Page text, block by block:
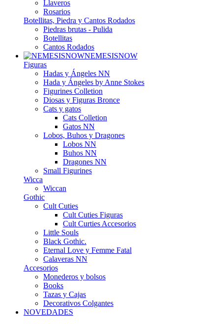
Llaveros
Rosarios
Botellitas, Piedra y Cantos Rodados
Piedras brutas - Pulida
Botellitas
Cantos Rodados
NEMESISNOW
Figuras
Hadas y Ángeles NN
Hada y Ángeles by Anne Stokes
Figurines Colletion
Diosas y Figuras Bronce
Cats y gatos
Cats Colletion
Gatos NN
Lobos, Buhos y Dragones
Lobos NN
Buhos NN
Dragones NN
Small Figurines
Wicca
Wiccan
Gothic
Cult Cuties
Cult Cuties Figuras
Cult Curties Accesorios
Little Souls
Black Gothic.
Eternal Love y Femme Fatal
Calaveras NN
Accesorios
Monederos y bolsos
Books
Tazas y Cajas
Decorativos Colgantes
NOVEDADES